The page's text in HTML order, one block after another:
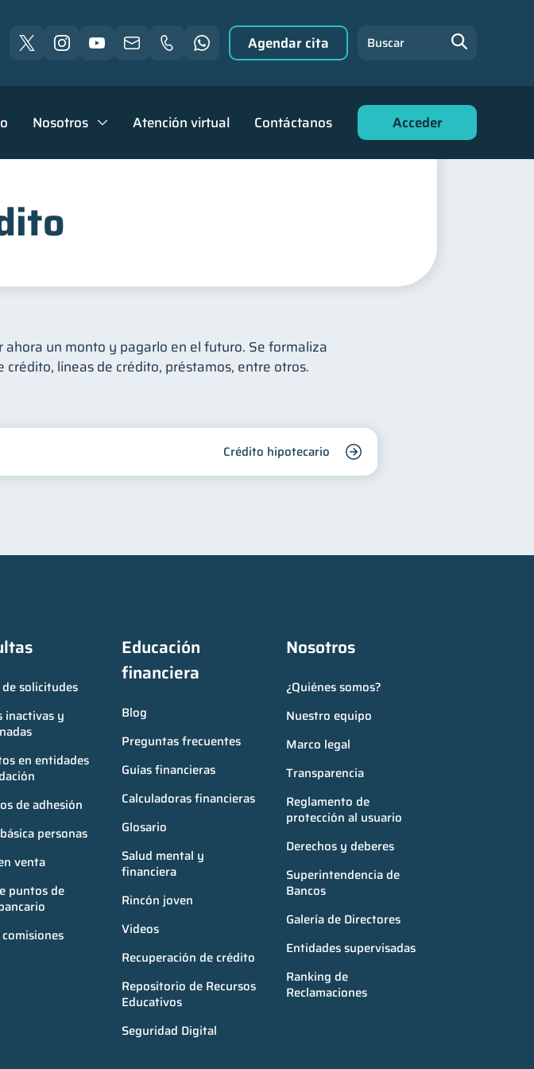
Nosotros Atención virtual Contáctanos Acceder
Agendar cita Buscar
un monto y pagarlo en el futuro. Se formaliza
líneas de crédito, préstamos, entre otros.
Crédito hipotecario
solicitudes
inactivas y
en entidades
de adhesión
personas
venta
puntos de
Educación
financiera
Blog
Preguntas frecuentes
Guías financieras
Calculadoras financieras
Glosario
Salud mental y
financiera
Rincón joven
Videos
Recuperación de crédito
Repositorio de Recursos
Educativos
Seguridad Digital
Nosotros
¿Quiénes somos?
Nuestro equipo
Marco legal
Transparencia
Reglamento de
protección al usuario
Derechos y deberes
Superintendencia de
Bancos
Galería de Directores
Entidades supervisadas
Ranking de
Reclamaciones